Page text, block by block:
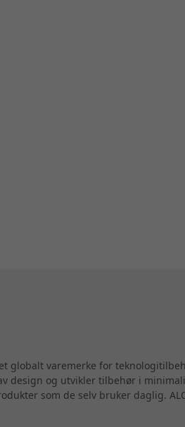
globalt varemerke for
design og utvikler tilbehør i
som de selv bruker daglig.